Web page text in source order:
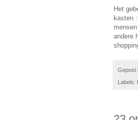
Het
kasten
andere
Gepost
Labels: